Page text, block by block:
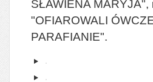
SŁAWIENA MARYJA",
"OFIAROWALI
PARAFIANIE".